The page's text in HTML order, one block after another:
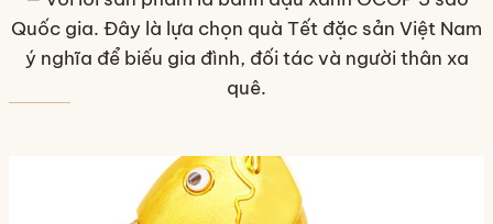
Quốc gia. Đây là lựa chọn quà Tết đặc sản Việt Nam
ý nghĩa để biếu gia đình, đối tác và người thân xa
quê.